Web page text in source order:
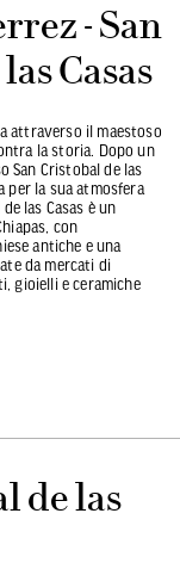
- San
Casas
attraverso il maestoso
la storia. Dopo un
San Cristobal de las
per la sua atmosfera
las Casas è un
con
antiche e una
da mercati di
gioielli e ceramiche
de las